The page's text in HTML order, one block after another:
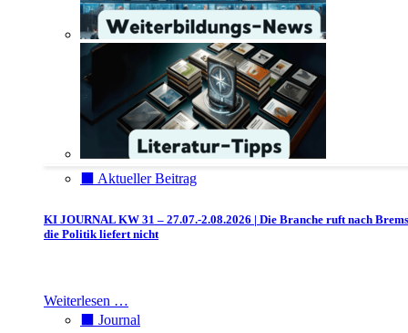
⬛️ Aktueller Beitrag
KI JOURNAL KW 31 – 27.07.-2.08.2026 | Die Branche ruft nach
die Politik liefert nicht
Weiterlesen …
⬛️ Journal